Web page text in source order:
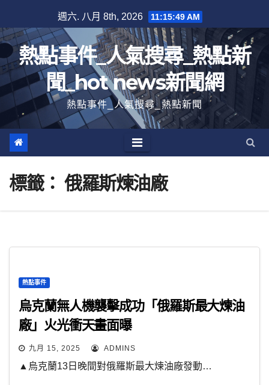
至
內
容
週六. 八月 8th, 2026 11:15:50 AM
熱點事件_人氣搜尋_熱點新
聞_hot news新聞網
熱點事件_人氣搜尋_熱點新聞
標籤： 俄羅斯煉油廠
熱點事件
烏克蘭無人機襲擊成功「俄羅斯最大煉油
廠」火光衝天畫面曝
九月 15, 2025 ADMINS
▲烏克蘭13日晚間對俄羅斯最大煉油廠發動…